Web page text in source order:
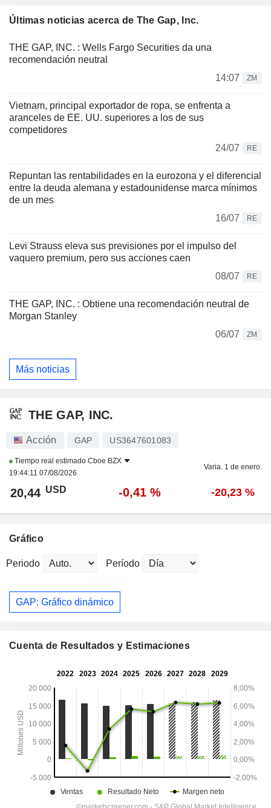
Últimas noticias acerca de The Gap, Inc.
THE GAP, INC. : Wells Fargo Securities da una
recomendación neutral
14:07
ZM
Vietnam, principal exportador de ropa, se enfrenta a
aranceles de EE. UU. superiores a los de sus
competidores
24/07
RE
Repuntan las rentabilidades en la eurozona y el diferencial
entre la deuda alemana y estadounidense marca mínimos
de un mes
16/07
RE
Levi Strauss eleva sus previsiones por el impulso del
vaquero premium, pero sus acciones caen
08/07
RE
THE GAP, INC. : Obtiene una recomendación neutral de
Morgan Stanley
06/07
ZM
Más noticias
THE GAP, INC.
Acción GAP US3647601083
Tiempo real estimado Cboe BZX
19:44:11 07/08/2026
Varia. 1 de enero.
20,44 USD -0,41 % -20,23 %
Gráfico
Periodo Período
GAP: Gráfico dinámico
Cuenta de Resultados y Estimaciones